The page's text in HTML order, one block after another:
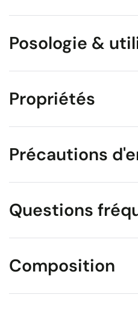
Posologie &
Propriétés
Précautions
Questions
Composition